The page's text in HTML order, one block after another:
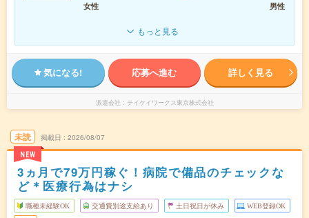
女性
男性
もっと見る
気になる! 応募へ進む 詳しく見る
派遣会社 テイケイワークス東京株式会社
未読
NEW
掲載日 2026/08/07
3ヵ月で79万円稼ぐ！病院で備品のチェックな
ど＊医療行為はナシ
職種未経験OK 交通費別途支給あり 土日祝日が休み WEB登録OK